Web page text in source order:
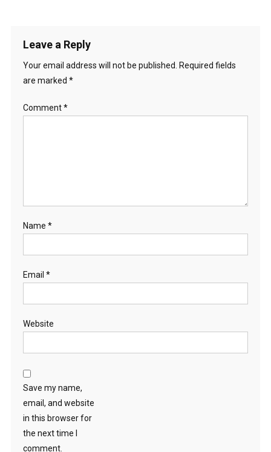
Leave a Reply
Your email address will not be published.
Required fields
are marked *
Comment*
Name *
Email *
Website
Save my name,
email, and website
in this browser for
the next time I
comment.